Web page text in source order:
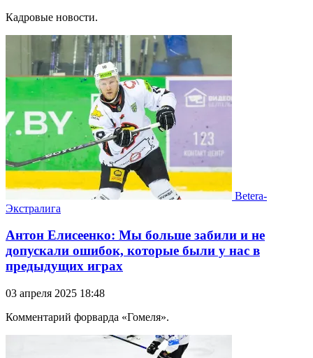
Кадровые новости.
Betera-
Экстралига
Антон Елисеенко: Мы больше забили и не
допускали ошибок, которые были у нас в
предыдущих играх
03 апреля 2025 18:48
Комментарий форварда «Гомеля».